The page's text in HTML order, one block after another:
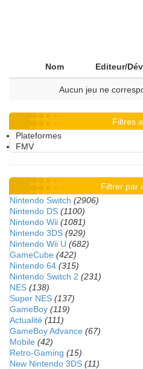
Nom Editeur/
Aucun jeu ne
Filtres
Plateformes
FMV
Filtrer par
Nintendo Switch (2906)
Nintendo DS (1100)
Nintendo Wii (1081)
Nintendo 3DS (929)
Nintendo Wii U (682)
GameCube (422)
Nintendo 64 (315)
Nintendo Switch 2 (231)
NES (138)
Super NES (137)
GameBoy (119)
Actualité (111)
GameBoy Advance (67)
Mobile (42)
Retro-Gaming (15)
New Nintendo 3DS (11)